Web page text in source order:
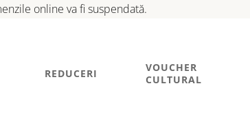
online va fi suspendată.
REDUCERI
VOUCHER
CULTURAL